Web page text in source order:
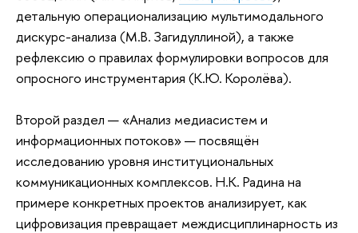
детальную операционализацию мультимодального
дискурс-анализа (М.В. Загидуллиной), а также
рефлексию о правилах формулировки вопросов для
опросного инструментария (К.Ю. Королёва).
Второй раздел — «Анализ медиасистем и
информационных потоков» — посвящён
исследованию уровня институциональных
коммуникационных комплексов. Н.К. Радина на
примере конкретных проектов анализирует, как
цифровизация превращает междисциплинарность из